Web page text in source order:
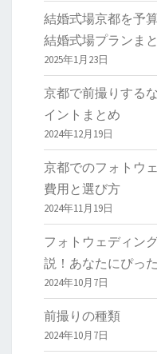
結婚式場京都を予
結婚式場プランま
2025年1月23日
京都で前撮りする
イントまとめ
2024年12月19日
京都でのフォトウ
費用と選び方
2024年11月19日
フォトウェディン
説！あなたにぴっ
2024年10月7日
前撮りの種類
2024年10月7日